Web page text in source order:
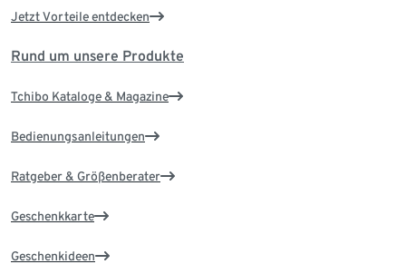
Jetzt Vorteile entdecken
Rund um unsere Produkte
Tchibo Kataloge & Magazine
Bedienungsanleitungen
Ratgeber & Größenberater
Geschenkkarte
Geschenkideen